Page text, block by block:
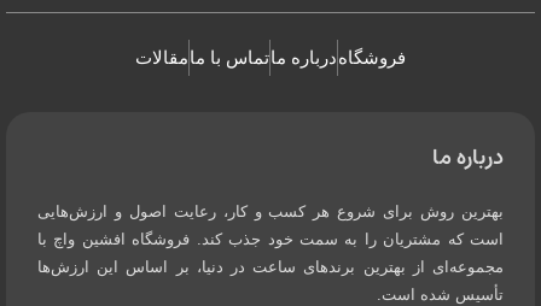
فروشگاهدرباره ماتماس با مامقالات
درباره ما
بهترین روش برای شروع هر کسب و کار، رعایت اصول و ارزش‌هایی
است که مشتریان را به سمت خود جذب کند. فروشگاه افشین واچ با
مجموعه‌ای از بهترین برندهای ساعت در دنیا، بر اساس این ارزش‌ها
تأسیس شده است.